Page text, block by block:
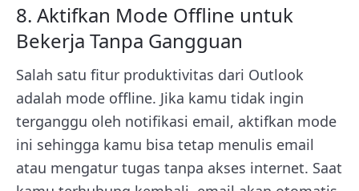
8. Aktifkan Mode Offline untuk
Bekerja Tanpa Gangguan
Salah satu fitur produktivitas dari Outlook
adalah mode offline. Jika kamu tidak ingin
terganggu oleh notifikasi email, aktifkan mode
ini sehingga kamu bisa tetap menulis email
atau mengatur tugas tanpa akses internet. Saat